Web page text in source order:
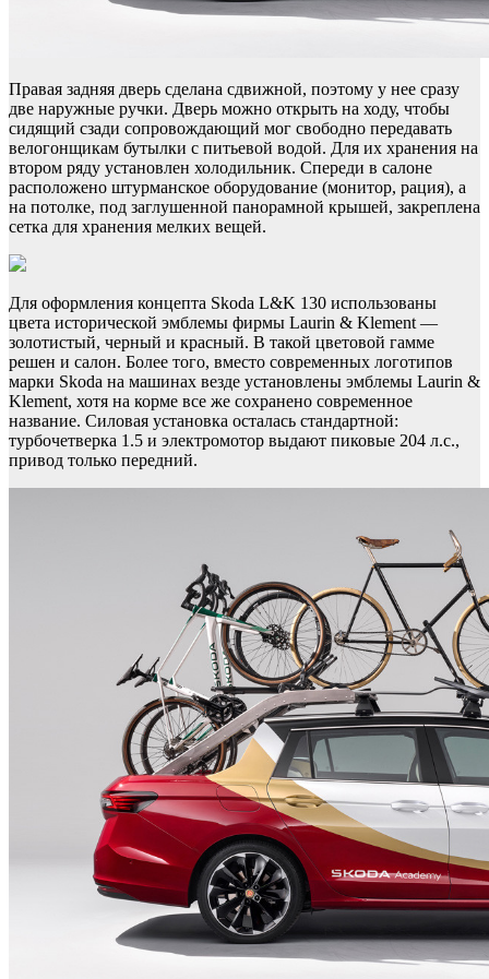
Правая задняя дверь сделана сдвижной, поэтому у нее сразу
две наружные ручки. Дверь можно открыть на ходу, чтобы
сидящий сзади сопровождающий мог свободно передавать
велогонщикам бутылки с питьевой водой. Для их хранения на
втором ряду установлен холодильник. Спереди в салоне
расположено штурманское оборудование (монитор, рация), а
на потолке, под заглушенной панорамной крышей, закреплена
сетка для хранения мелких вещей.
Для оформления концепта Skoda L&K 130 использованы
цвета исторической эмблемы фирмы Laurin & Klement —
золотистый, черный и красный. В такой цветовой гамме
решен и салон. Более того, вместо современных логотипов
марки Skoda на машинах везде установлены эмблемы Laurin &
Klement, хотя на корме все же сохранено современное
название. Силовая установка осталась стандартной:
турбочетверка 1.5 и электромотор выдают пиковые 204 л.с.,
привод только передний.